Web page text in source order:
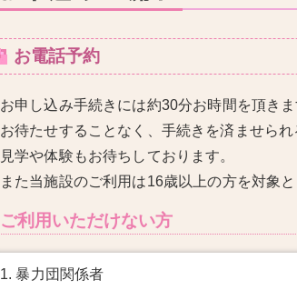
お電話予約
お申し込み手続きには約30分お時間を頂きま
お待たせすることなく、手続きを済ませられ
見学や体験もお待ちしております。
また当施設のご利用は16歳以上の方を対象
ご利用いただけない方
1. 暴力団関係者